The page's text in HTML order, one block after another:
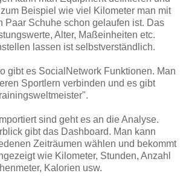
Beispiel wie viel Kilometer man mit
Paar Schuhe schon gelaufen ist. Das
Alter, Maßeinheiten etc.
lassen ist selbstverständlich.
gibt es SocialNetwork Funktionen. Man
Sportlern verbinden und es gibt
sind geht es an die Analyse.
gibt das Dashboard. Man kann
Zeiträumen wählen und bekommt
wie Kilometer, Stunden, Anzahl
Kalorien usw.